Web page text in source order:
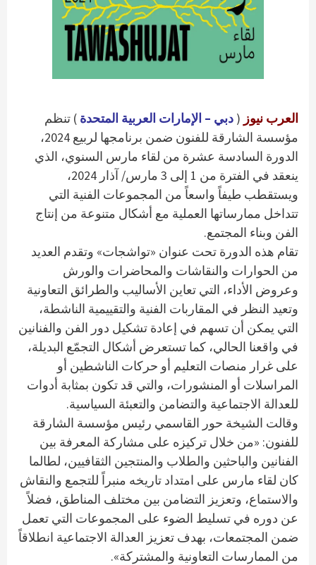
العرب نيوز ( دبي – الإمارات العربية المتحدة ) تنظم
مؤسسة الشارقة للفنون ضمن برنامجها لربيع 2024،
الدورة السادسة عشرة من لقاء مارس السنوي، الذي
ينعقد في الفترة من 1 إلى 3 مارس/ آذار 2024،
ويستقطب طيفاً واسعاً من المجموعات الفنية التي
تتداخل ممارساتها العملية مع أشكال متنوعة من إنتاج
الفن وبناء المجتمع.
تقام هذه الدورة تحت عنوان «تواشجات» وتقدم العديد
من الحوارات والنقاشات والمحاضرات والورش
وعروض الأداء، التي تعاين الأساليب والطرائق التعاونية
وتعيد النظر في المقاربات الفنية والتقييمية الناشطة،
التي يمكن أن تسهم في إعادة تشكيل دور الفن والفنانين
في واقعنا الحالي، كما تستعرض أشكال التجمّع البديلة،
على غرار منصات التعليم أو حركات الناشطين أو
المراسلات أو المنشورات، والتي قد تكون بمثابة أدوات
للعدالة الاجتماعية والتضامن والتعبئة السياسية.
وقالت الشيخة حور القاسمي رئيس مؤسسة الشارقة
للفنون: «من خلال تركيزه على مشاركة المعرفة بين
الفنانين والباحثين والطلاب والمنتجين الثقافيين، لطالما
كان لقاء مارس على امتداد تاريخه منبراً للتجمع والنقاش
والاستماع، وتعزيز التضامن بين مختلف المناطق، فضلاً
عن دوره في تسليط الضوء على المجموعات التي تعمل
ضمن المجتمعات، بهدف تعزيز العدالة الاجتماعية انطلاقاً
من الممارسات التعاونية والمشتركة».